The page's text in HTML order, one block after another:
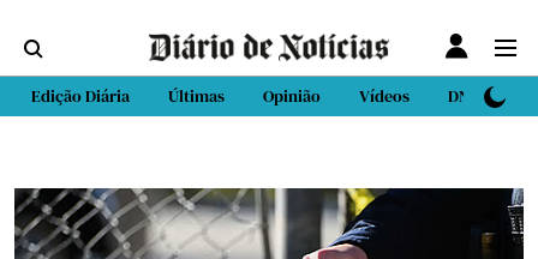
Edição Diária Últimas Opinião Vídeos DN Sport